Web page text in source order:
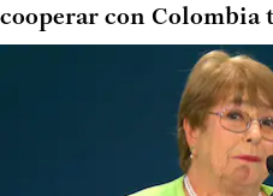
cooperar con Colombia